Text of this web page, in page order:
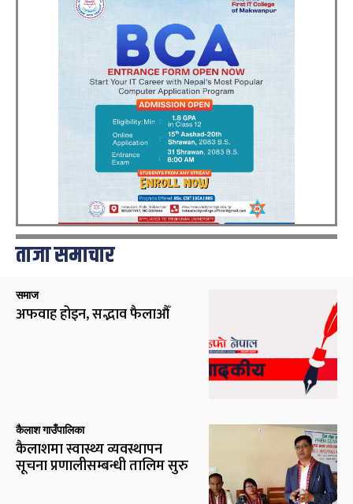
ताजा समाचार
समाज
अफवाह होइन, सद्भाव फैलाऔँ
कैलाश गाउँपालिका
कैलाशमा स्वास्थ्य व्यवस्थापन
सूचना प्रणालीसम्बन्धी तालिम सुरु